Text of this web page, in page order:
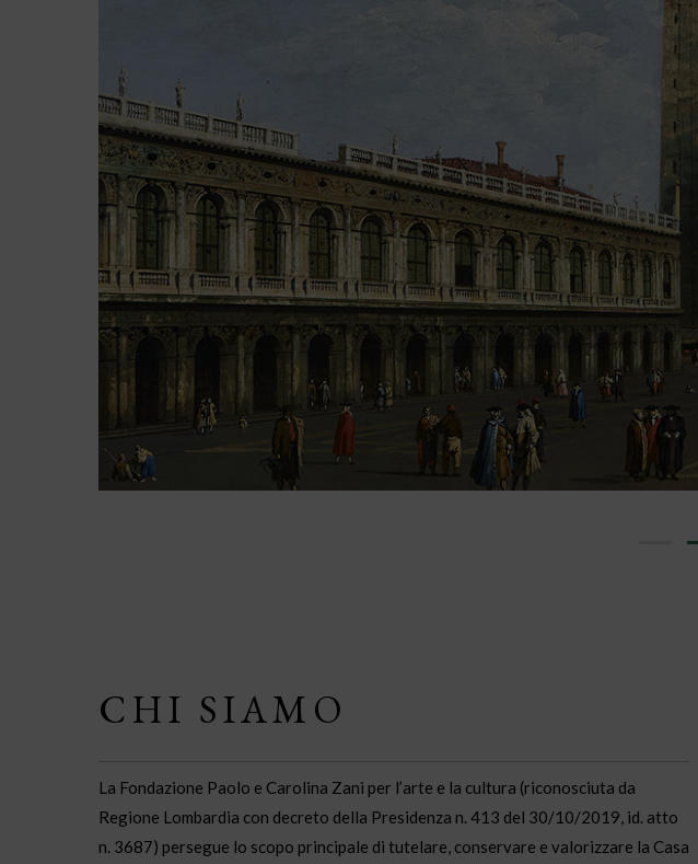
CHI SIAMO
La Fondazione Paolo e Carolina Zani per l’arte e la cultura (riconosciuta da
Regione Lombardia con decreto della Presidenza n. 413 del 30/10/2019, id. atto
n. 3687) persegue lo scopo principale di tutelare, conservare e valorizzare la Casa